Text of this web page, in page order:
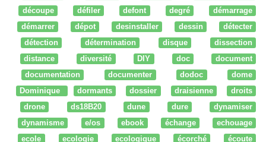
découpe
défiler defont degré
démarrage
démarrer
dépot desinstaller dessin
détecter
détection
détermination disque
dissection
distance
diversité DIY doc
document
documentation
documenter dodoc
dome
Dominique
dormants dossier draisienne
droits
drone
ds18B20 dune dure
dynamiser
dynamisme
e/os ebook échange
echouage
ecole
ecologie ecologique écorché
écoute